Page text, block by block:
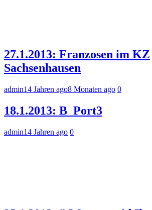
27.1.2013: Franzosen im KZ
Sachsenhausen
admin14 Jahren ago8 Monaten ago 0
18.1.2013: B_Port3
admin14 Jahren ago 0